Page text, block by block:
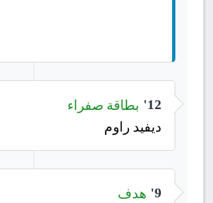
12'
بطاقة صفراء
ديفيد راوم
9' هدف